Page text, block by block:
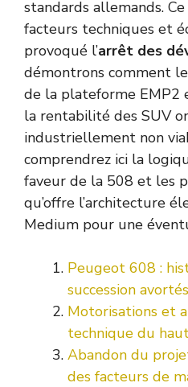
standards allemands.
facteurs techniques et
provoqué l’arrêt des
démontrons comment
de la plateforme EMP2
la rentabilité des SUV
industriellement non
comprendrez ici la
faveur de la 508 et les
qu’offre l’architecture
Medium pour une
Peugeot 608 :
succession avortés
Motorisations et
technique du
Abandon du
des facteurs de